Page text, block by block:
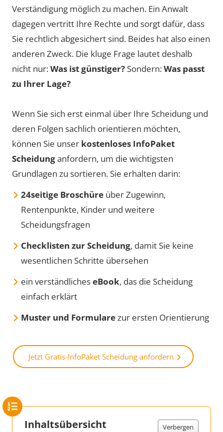
Verständigung möglich zu machen. Ein Anwalt
dagegen vertritt Ihre Rechte und sorgt dafür, dass
Sie rechtlich abgesichert sind. Beides hat also einen
anderen Zweck. Die kluge Frage lautet deshalb
nicht nur:Was ist günstiger? Sondern:Was passt
zu Ihrer Lage?
Wenn Sie sich erst einmal über Ihre Scheidung und
deren Folgen sachlich orientieren möchten,
können Sie unser kostenloses InfoPaket
Scheidunganfordern, um die wichtigsten
Grundlagen zu sortieren. Sie erhalten darin:
24seitige Broschüre über Zugewinn,
Rentenpunkte, Kinder und weitere
Scheidungsfragen
Checklisten zur Scheidung, damit Sie keine
wesentlichen Schritte übersehen
ein verständlicheseBook, das die Scheidung
einfach erklärt
Muster und Formularezur ersten Orientierung
Jetzt Gratis-InfoPaket Scheidung anfordern
Inhaltsübersicht Verbergen